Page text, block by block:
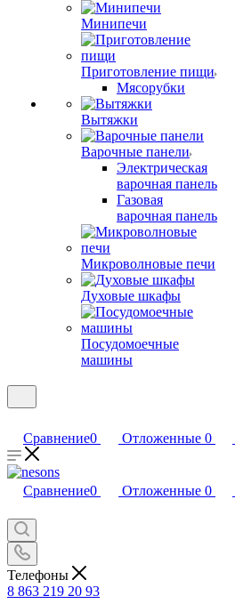
Минипечи
Приготовление пищи
Мясорубки
Вытяжки
Варочные панели
Электрическая
варочная панель
Газовая
варочная панель
Микроволновые печи
Духовые шкафы
Посудомоечные
машины
Сравнение0 Отложенные 0
Сравнение0 Отложенные 0
Телефоны
8 863 219 20 93